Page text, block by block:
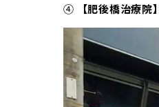
④ 【肥後橋治療院】